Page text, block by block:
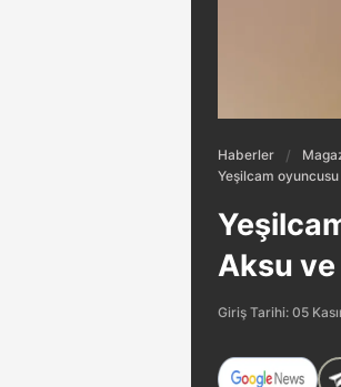
Haberler
Yeşilcam
Aksu ve
Giriş Tarihi: 05